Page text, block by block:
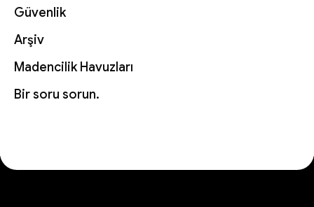
Güvenlik
Arşiv
Madencilik Havuzları
Bir soru sorun.